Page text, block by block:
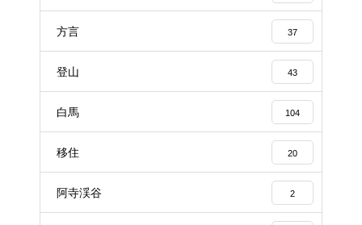
方言 37
登山 43
白馬 104
移住 20
阿寺渓谷 2